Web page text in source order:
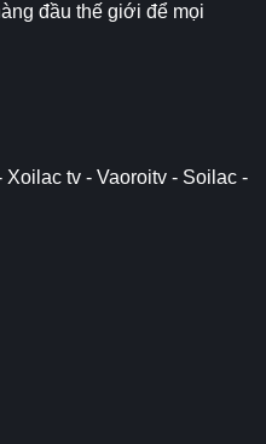
đầu thế giới để mọi
Xoilac tv - Vaoroitv - Soilac -